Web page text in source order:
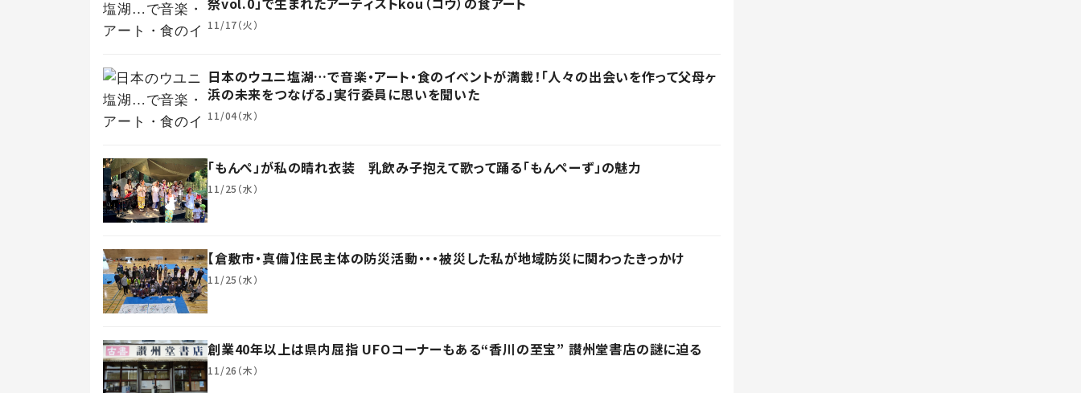
11/17（火）
日本のウユニ塩湖…で音楽・アート・食のイベントが満載！「人々の出会いを作って父母ヶ
浜の未来をつなげる」実行委員に思いを聞いた
11/04（水）
「もんぺ」が私の晴れ衣装 乳飲み子抱えて歌って踊る「もんぺーず」の魅力
11/25（水）
【倉敷市・真備】住民主体の防災活動・・・被災した私が地域防災に関わったきっかけ
11/25（水）
創業40年以上は県内屈指 UFOコーナーもある“香川の至宝” 讃州堂書店の謎に迫る
11/26（木）